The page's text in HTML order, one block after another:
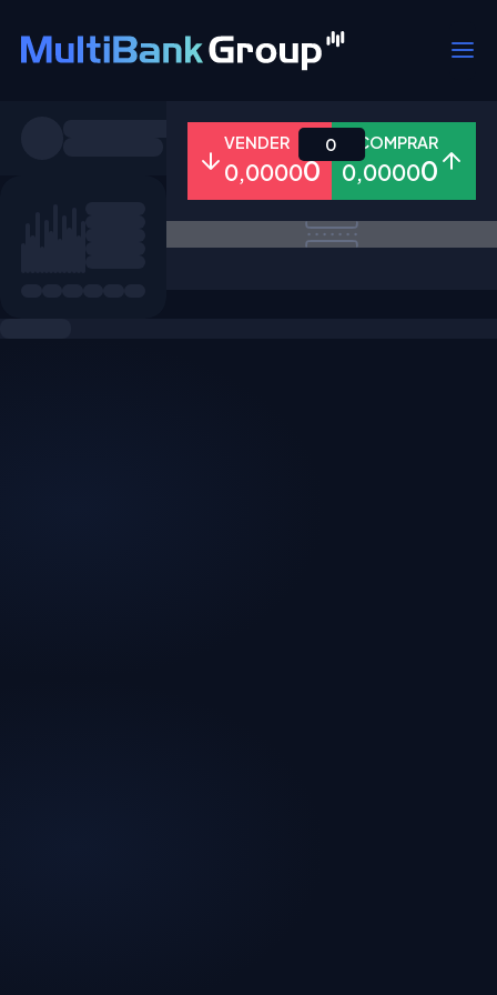
Todos Forex Metais Ações
VENDER
0,00000
COMPRAR
0,00000
0